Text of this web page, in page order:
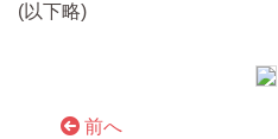
(以下略)
前へ